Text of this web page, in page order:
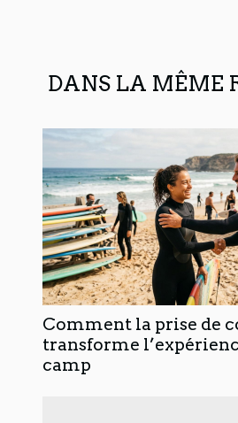
DANS LA MÊME
Comment la prise de
transforme
camp